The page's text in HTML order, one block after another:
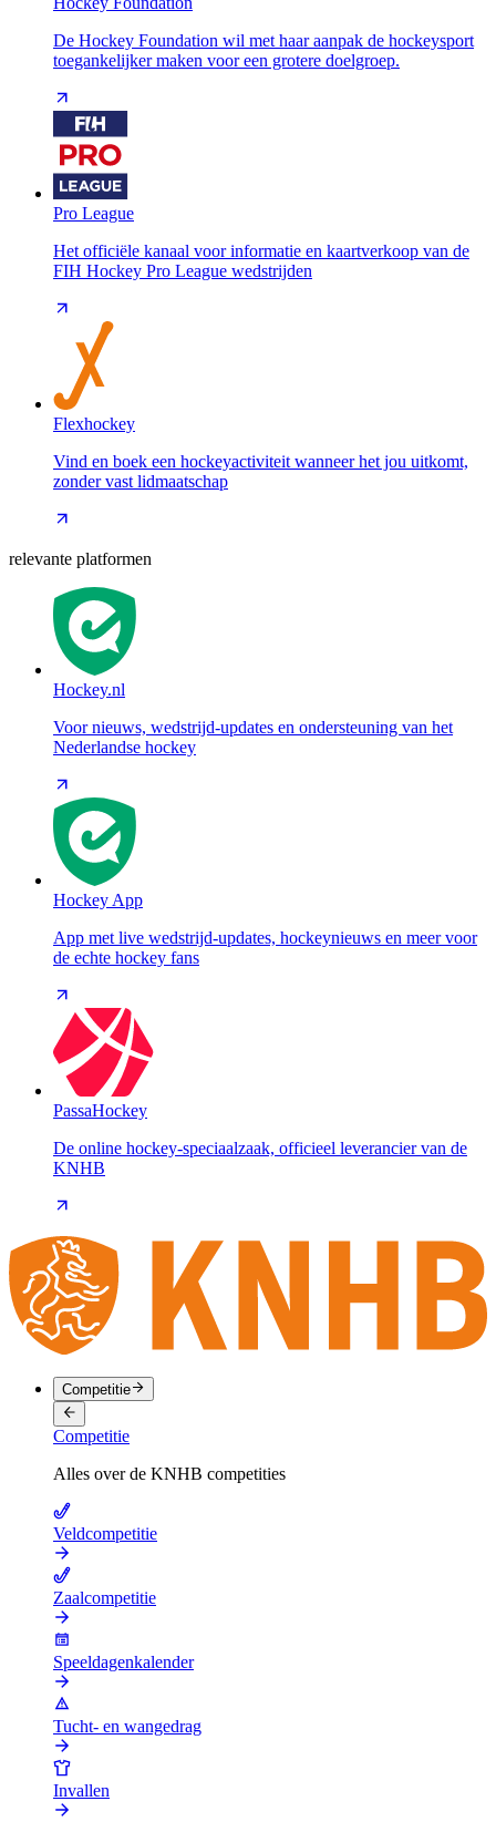
De Hockey Foundation wil met haar aanpak de hockeysport
toegankelijker maken voor een grotere doelgroep.
Pro League
Het officiële kanaal voor informatie en kaartverkoop van de
FIH Hockey Pro League wedstrijden
Flexhockey
Vind en boek een hockeyactiviteit wanneer het jou uitkomt,
zonder vast lidmaatschap
relevante platformen
Hockey.nl
Voor nieuws, wedstrijd-updates en ondersteuning van het
Nederlandse hockey
Hockey App
App met live wedstrijd-updates, hockeynieuws en meer voor
de echte hockey fans
PassaHockey
De online hockey-speciaalzaak, officieel leverancier van de
KNHB
Competitie
Competitie
Alles over de KNHB competities
Veldcompetitie
Zaalcompetitie
Speeldagenkalender
Tucht- en wangedrag
Invallen